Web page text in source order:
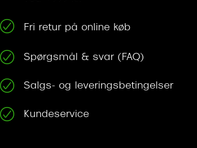
Fri retur på online køb
Spørgsmål & svar (FAQ)
Salgs- og leveringsbetingelser
Kundeservice